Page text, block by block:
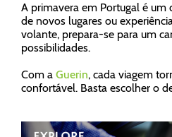
A primavera em Portugal é um
de novos lugares ou
volante, prepara-se para um
possibilidades.
Com a Guerin, cada viagem
confortável. Basta escolher o